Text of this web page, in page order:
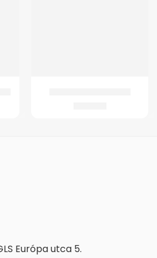
Európa utca 5.